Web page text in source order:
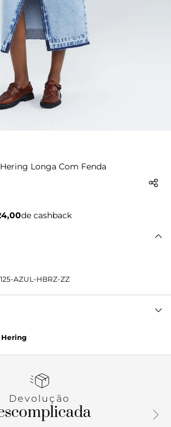
Longa Com Fenda
de cashback
AZUL-HBRZ-ZZ
e elegância. Com seu design
fenda, esta peça é perfeita para um
Alça com botão Peitilho com
normal
Hering
Devolução